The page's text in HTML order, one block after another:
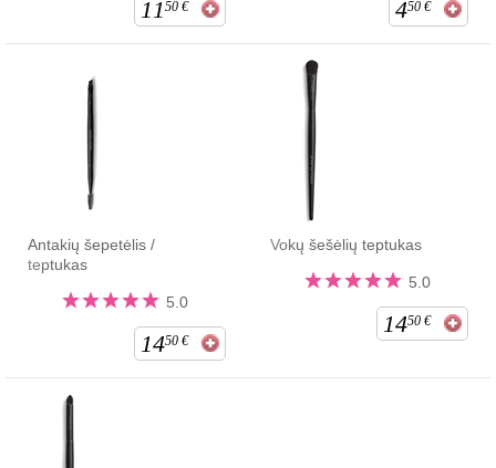
1150 € 450 €
Antakių šepetėlis /
teptukas
5.0
1450 €
Vokų šešėlių teptukas
5.0
1450 €